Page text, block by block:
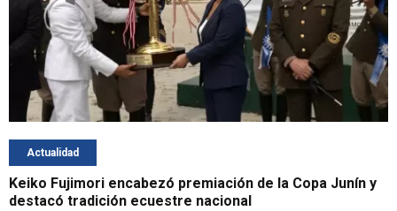
Actualidad
Keiko Fujimori encabezó premiación de la Copa Junín y
destacó tradición ecuestre nacional